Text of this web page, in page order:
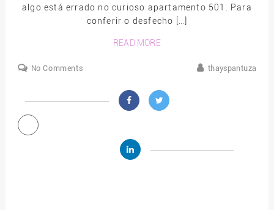
algo está errado no curioso apartamento 501. Para
conferir o desfecho […]
READ MORE
No Comments thayspantuza